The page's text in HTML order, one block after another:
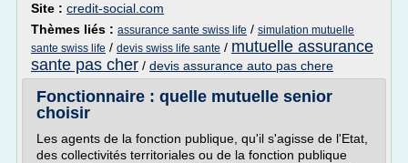
Site : credit-social.com
Thèmes liés : assurance sante swiss life / simulation mutuelle
sante swiss life / devis swiss life sante / mutuelle assurance
sante pas cher / devis assurance auto pas chere
Fonctionnaire : quelle mutuelle senior
choisir
Les agents de la fonction publique, qu'il s'agisse de l'Etat,
des collectivités territoriales ou de la fonction publique